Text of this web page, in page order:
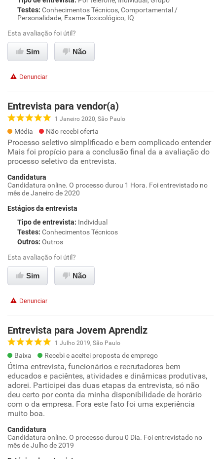
Testes: Conhecimentos Técnicos, Comportamental /
Personalidade, Exame Toxicológico, IQ
Esta avaliação foi útil?
Sim Não
Denunciar
Entrevista para vendor(a)
1 Janeiro 2020, São Paulo
Média Não recebi oferta
Processo seletivo simplificado e bem complicado entender
Mais foi propício para a conclusão final da a avaliação do
processo seletivo da entrevista.
Candidatura
Candidatura online. O processo durou 1 Hora. Foi entrevistado no
mês de Janeiro de 2020
Estágios da entrevista
Tipo de entrevista: Individual
Testes: Conhecimentos Técnicos
Outros: Outros
Esta avaliação foi útil?
Sim Não
Denunciar
Entrevista para Jovem Aprendiz
1 Julho 2019, São Paulo
Baixa Recebi e aceitei proposta de emprego
Ótima entrevista, funcionários e recrutadores bem
educados e paciêntes, atividades e dinâmicas produtivas,
adorei. Participei das duas etapas da entrevista, só não
deu certo por conta da minha disponibilidade de horário
com o da empresa. Fora este fato foi uma experiência
muito boa.
Candidatura
Candidatura online. O processo durou 0 Dia. Foi entrevistado no
mês de Julho de 2019